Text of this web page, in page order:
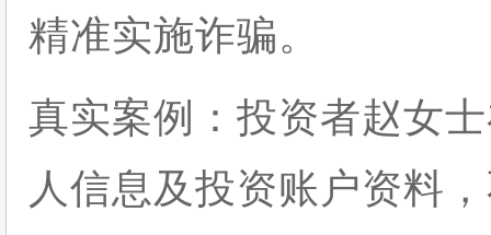
精准实施诈骗。
真实案例：投资者赵女
人信息及投资账户资料